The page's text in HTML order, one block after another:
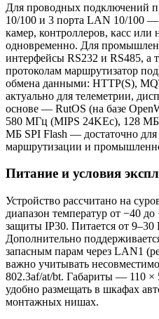
Для проводных подключений
10/100 и 3 порта LAN 10/100
камер, контроллеров, касс или
одновременно. Для
интерфейсы RS232 и RS485, а
протоколам маршрутизатор
обмена данными: HTTP(S),
актуально для телеметрии,
основе — RutOS (на базе
580 МГц (MIPS 24KEc), 128 МБ
МБ SPI Flash — достаточно для
маршрутизации и
Питание и условия
Устройство рассчитано на
диапазон температур от −40
защиты IP30. Питается от
Дополнительно
запасным парам через LAN1
важно учитывать
802.3af/at/bt. Габариты — 110
удобно размещать в шкафах
монтажных нишах.